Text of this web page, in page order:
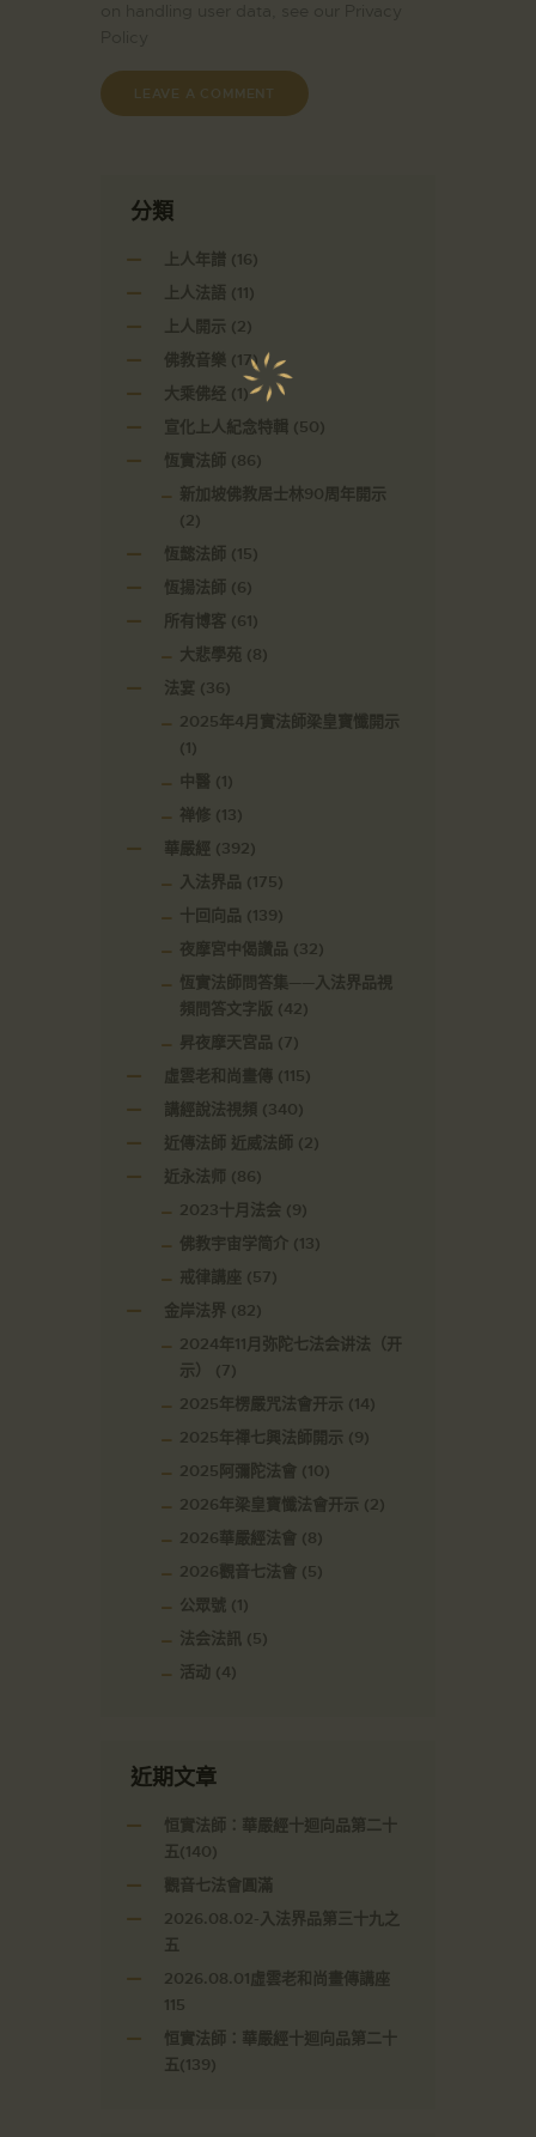
分類
上人年譜 (16)
上人法語 (11)
上人開示 (2)
佛教音樂 (17)
大乘佛经 (1)
宣化上人紀念特輯 (50)
恆實法師 (86)
新加坡佛教居士林90周年開示
(2)
恆懿法師 (15)
恆揚法師 (6)
所有博客 (61)
大悲學苑 (8)
法宴 (36)
2025年4月實法師梁皇寶懺開示
(1)
中醫 (1)
禅修 (13)
華嚴經 (392)
入法界品 (175)
十回向品 (139)
夜摩宮中偈讚品 (32)
恆實法師問答集——入法界品視
頻問答文字版 (42)
昇夜摩天宮品 (7)
虛雲老和尚畫傳 (115)
講經說法視頻
(340)
近傳法師 近威法師 (2)
近永法师 (86)
2023十月法会 (9)
佛教宇宙学简介 (13)
戒律講座 (57)
金岸法界 (82)
2024年11月弥陀七法会讲法（开
示）
(7)
2025年楞嚴咒法會开示 (14)
2025年禪七興法師開示 (9)
2025阿彌陀法會 (10)
2026年梁皇寶懺法會开示 (2)
2026華嚴經法會 (8)
2026觀音七法會 (5)
公眾號 (1)
法会法訊 (5)
活动 (4)
近期文章
恒實法師：華嚴經十迴向品第二十
五(140)
觀音七法會圓滿
2026.08.02-入法界品第三十九之
五
2026.08.01虛雲老和尚畫傳講座
115
恒實法師：華嚴經十迴向品第二十
五(139)